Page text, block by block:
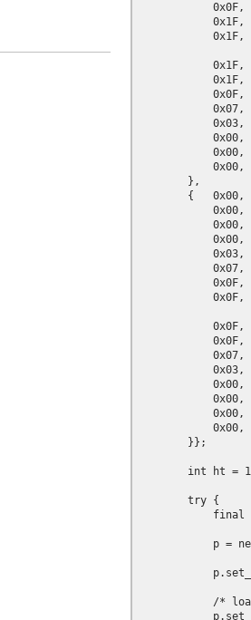
0x0F,
0x1F,
0x1F,
0x1F,
0x1F,
0x0F,
0x07,
0x03,
0x00,
0x00,
0x00,
        },
{   0x00,
0x00,
0x00,
0x00,
0x03,
0x07,
0x0F,
0x0F,
0x0F,
0x0F,
0x07,
0x03,
0x00,
0x00,
0x00,
0x00,
        }};
int ht =
        try {
final
p =
/*